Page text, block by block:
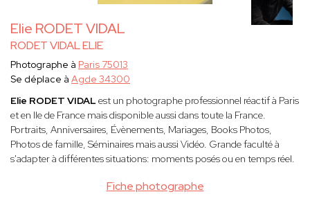
Elie RODET VIDAL
RODET VIDAL ELIE
Fiche photographe
Photographe à Paris 75013
Se déplace à Agde 34300
Elie RODET VIDALest un photographe professionnel réactif à Paris
et en Ile de France mais disponible aussi dans toute la France.
Portraits, Anniversaires, Évènements, Mariages, Books Photos,
Photos de famille, Séminaires mais aussi Vidéo. Grande faculté à
s'adapter à différentes situations: moments posés ou en temps réel.